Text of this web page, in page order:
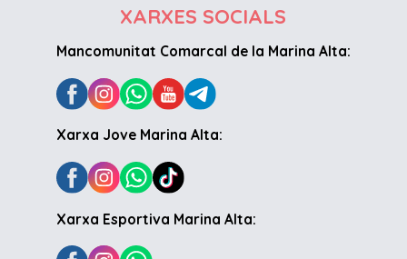
XARXES SOCIALS
Mancomunitat Comarcal de la Marina Alta:
Xarxa Jove Marina Alta:
Xarxa Esportiva Marina Alta: